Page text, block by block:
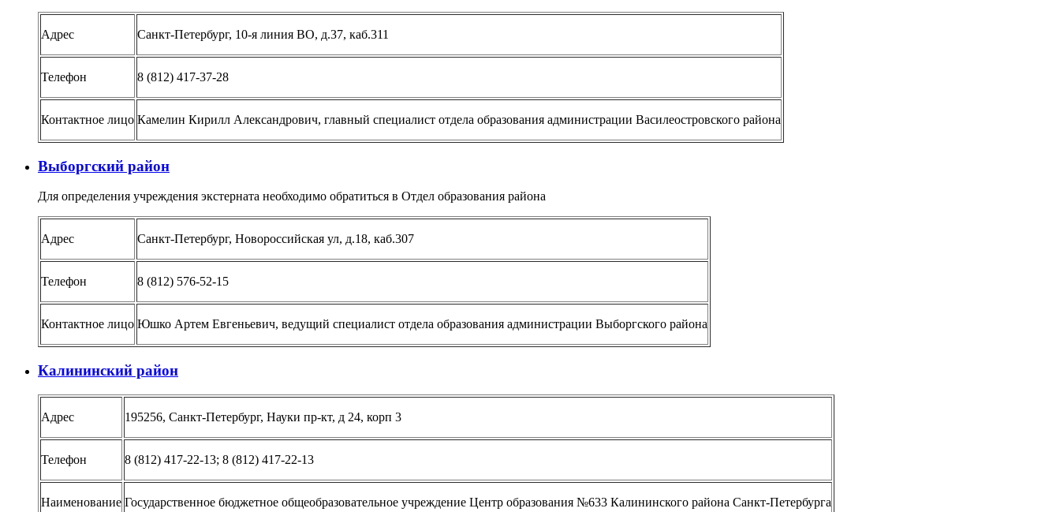
Адрес Санкт-Петербург, 10-я линия ВО, д.37, каб.311
Телефон 8 (812) 417-37-28
Контактное лицо Камелин Кирилл Александрович, главный специалист отдела образования администрации Василеостровского района
Выборгский район
Для определения учреждения экстерната необходимо обратиться в Отдел образования района
Адрес Санкт-Петербург, Новороссийская ул, д.18, каб.307
Телефон 8 (812) 576-52-15
Контактное лицо Юшко Артем Евгеньевич, ведущий специалист отдела образования администрации Выборгского района
Калининский район
Адрес 195256, Санкт-Петербург, Науки пр-кт, д 24, корп 3
Телефон 8 (812) 417-22-13; 8 (812) 417-22-13
Наименование Государственное бюджетное общеобразовательное учреждение Центр образования №633 Калининского района Санкт-Петербурга